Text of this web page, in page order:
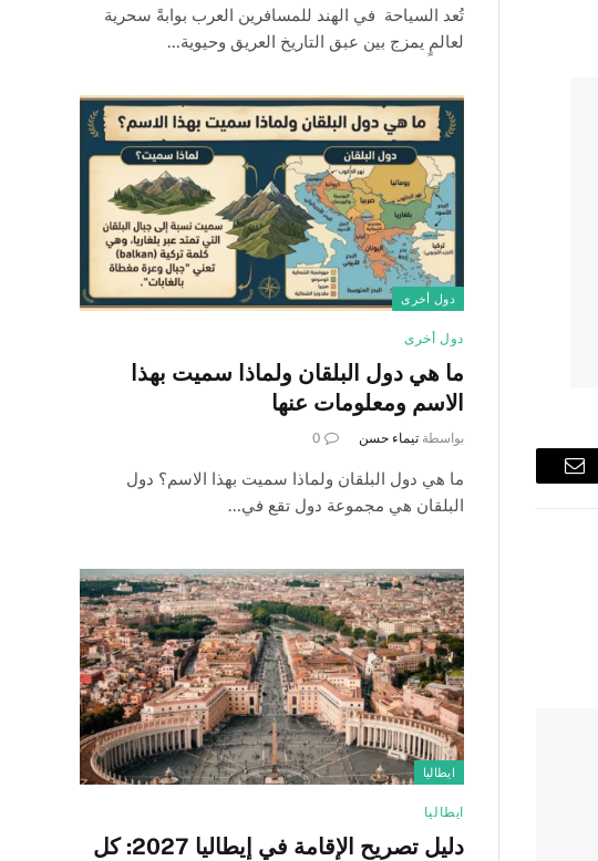
البريد
تُعد السياحة في الهند للمسافرين العرب بوابةً سحرية
لعالمٍ يمزج بين عبق التاريخ العريق وحيوية…
دول أخرى
دول أخرى
ما هي دول البلقان ولماذا سميت بهذا
الاسم ومعلومات عنها
بواسطة تيماء حسن 0
ما هي دول البلقان ولماذا سميت بهذا الاسم؟ دول
البلقان هي مجموعة دول تقع في…
ايطاليا
ايطاليا
دليل تصريح الإقامة في إيطاليا 2027: كل